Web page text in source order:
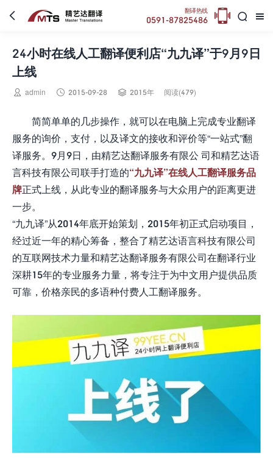
 

翻译热线
0591-87825486 
24小时在线人工翻译便利店“九九译”于9月9日
上线
 admin  2015-09-28  2015年 阅读(479)
简简单单的几步操作，就可以在电脑上完成专业翻译
服务的询价，支付，以及译文的接收和评价等“一站式”翻
译服务。9月9日，由精艺达翻译服务有限公 司和精艺达语
言科技有限公司联手打造的“九九译”在线人工翻译服务品
牌正式上线，从此专业的翻译服务与大众用户的距离更进
一步。
“九九译”从2014年底开始策划，2015年初正式启动项目，
经过近一年的精心筹备，整合了精艺达语言科技有限公司
的互联网技术力量和精艺达翻译服务有限公司在翻译行业
深耕15年的专业服务力量，将专注于为中文用户提供品质
可靠，价格亲民的多语种付费人工翻译服务。